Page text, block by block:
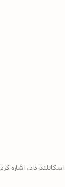
داد، اشاره